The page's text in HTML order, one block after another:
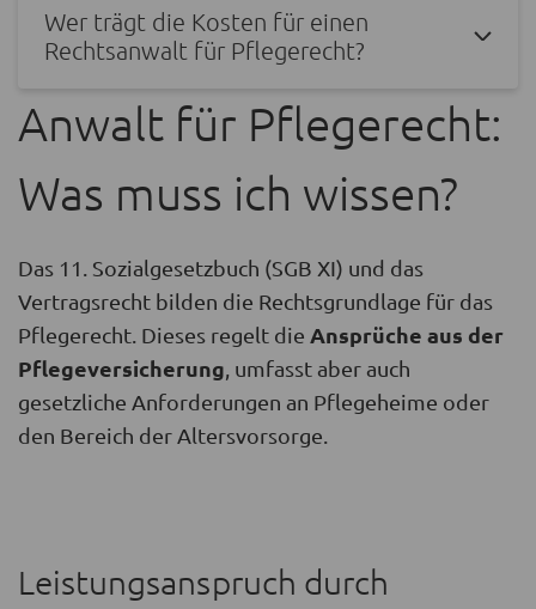
Wer trägt die Kosten für einen
Rechtsanwalt für Pflegerecht?
Anwalt für Pflegerecht:
Was muss ich wissen?
Das 11. Sozialgesetzbuch (SGB XI) und das
Vertragsrecht bilden die Rechtsgrundlage für das
Pflegerecht. Dieses regelt die Ansprüche aus der
Pflegeversicherung , umfasst aber auch
gesetzliche Anforderungen an Pflegeheime oder
den Bereich der Altersvorsorge.
Leistungsanspruch durch